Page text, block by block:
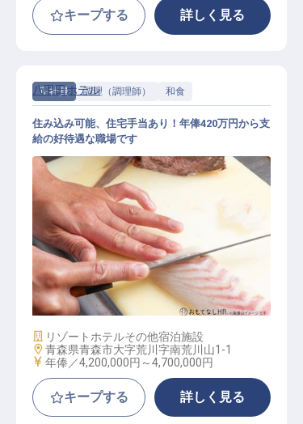
キープする 詳しく見る
正社員 調理（調理師） 和食
和食調理
八甲田ホテル
住み込み可能、住宅手当あり！年俸420万円から支
給の好待遇な職場です
施設業態
リゾートホテルその他宿泊施設
勤務地
青森県青森市大字荒川字南荒川山1-1
給与
年俸／4,200,000円～4,700,000円
キープする 詳しく見る